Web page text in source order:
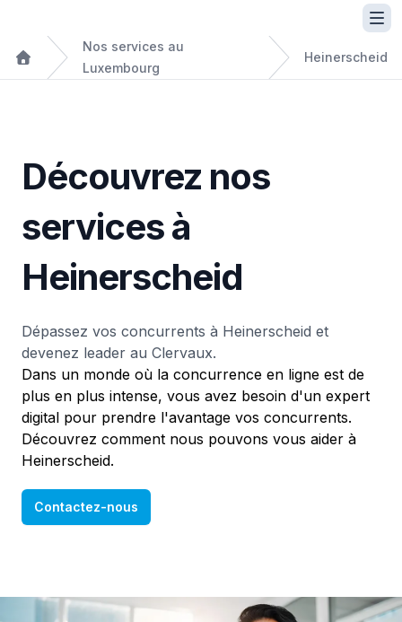
Nos services au
Luxembourg
Heinerscheid
Découvrez nos
services à
Heinerscheid
Dépassez vos concurrents à Heinerscheid et
devenez leader au Clervaux.
Dans un monde où la concurrence en ligne est de
plus en plus intense, vous avez besoin d'un expert
digital pour prendre l'avantage vos concurrents.
Découvrez comment nous pouvons vous aider à
Heinerscheid.
Contactez-nous